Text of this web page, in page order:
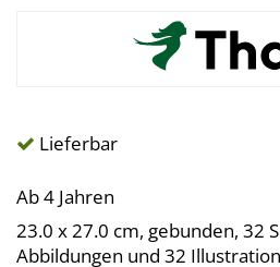
Lieferbar
Ab 4 Jahren
23.0 x 27.0 cm, gebunden, 32
Abbildungen und 32